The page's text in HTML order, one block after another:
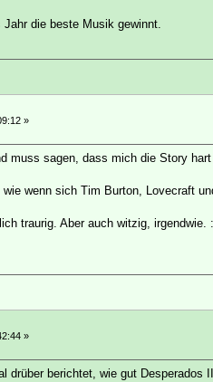
die beste Musik gewinnt.
»
muss sagen, dass mich die Story
wenn sich Tim Burton, Lovecraft
traurig. Aber auch witzig, irgendwie.
»
drüber berichtet, wie gut Desperados